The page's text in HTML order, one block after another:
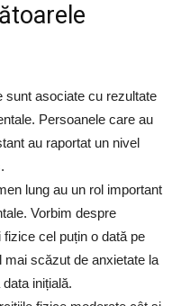
sunt asociate cu rezultate
Persoanele care au
au raportat un nivel
lung au un rol important
Vorbim despre
cel puțin o dată pe
scăzut de anxietate la
inițială.